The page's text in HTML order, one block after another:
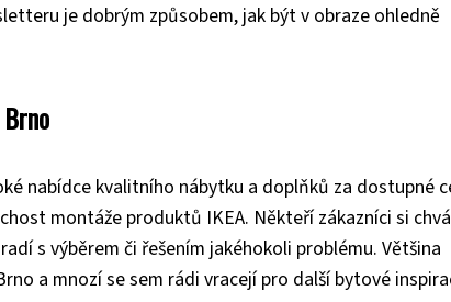
je dobrým způsobem, jak být v obraze ohledně
nabídce kvalitního nábytku a doplňků za dostupné
montáže produktů IKEA. Někteří zákazníci si
s výběrem či řešením jakéhokoli problému. Většina
a mnozí se sem rádi vracejí pro další bytové